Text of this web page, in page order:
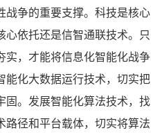
战争的重要支撑。科技是核心
心依托还是信智通联技术。只
实，才能将信息化智能化战争
能化大数据运行技术，切实把
固。发展智能化算法技术，找
路径和平台载体，切实将算法